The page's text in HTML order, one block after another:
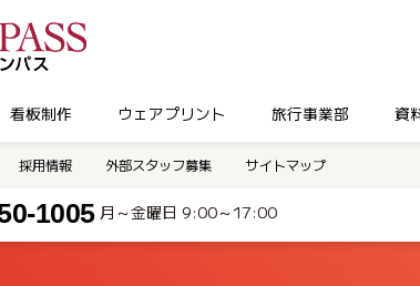
看板制作 ウェアプリント 旅行事業部 資
採用情報 外部スタッフ募集 サイトマップ
1005月～金曜日 9:00～17:00